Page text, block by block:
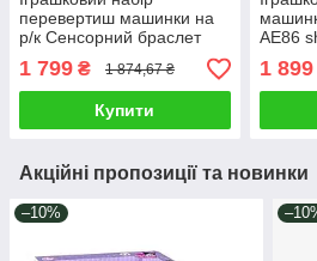
перевертиш машинки на
р/к Сенсорний браслет
скелелаз Людина Павук
Звук Світло
1 799 ₴ 1 874,67 ₴
Купити
AE86
гонок
1 899
Акційні пропозиції та новинки
–10%